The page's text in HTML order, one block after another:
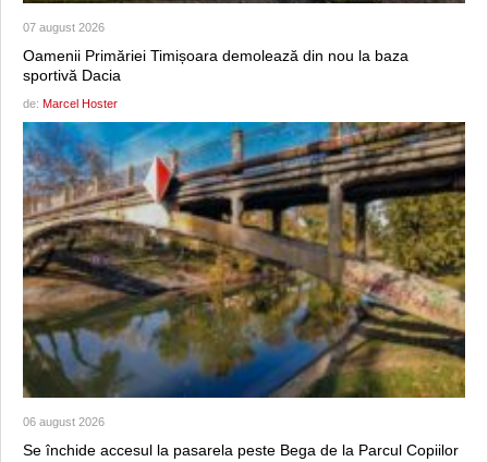
07 august 2026
Oamenii Primăriei Timișoara demolează din nou la baza
sportivă Dacia
de: Marcel Hoster
06 august 2026
Se închide accesul la pasarela peste Bega de la Parcul Copiilor